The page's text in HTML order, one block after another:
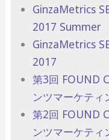
GinzaMetrics
2017 Summer
GinzaMetrics
2017
第3回 FOUND
ンツマーケティ
第2回 FOUND
ンツマーケティ